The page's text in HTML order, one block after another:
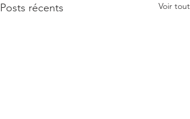
Posts récents Voir tout